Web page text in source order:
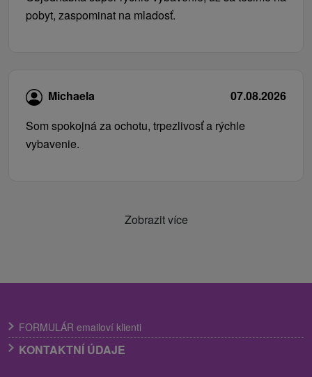
pobyt, zaspominat na mladosť.
Michaela
07.08.2026
Som spokojná za ochotu, trpezlivosť a rýchle
vybavenie.
Zobrazit více
FORMULÁR emailoví klienti
KONTAKTNÍ ÚDAJE